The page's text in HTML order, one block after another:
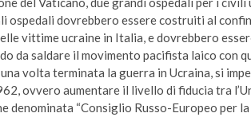
ospedali dovrebbero essere costruiti al
vittime ucraine in Italia, e dovrebbero
da saldare il movimento pacifista laico
volta terminata la guerra in Ucraina, si
ovvero aumentare il livello di fiducia tra
denominata “Consiglio Russo-Europeo per